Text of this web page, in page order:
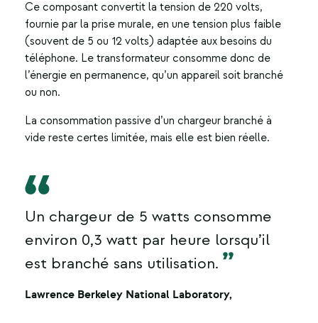
Ce composant convertit la tension de 220 volts,
fournie par la prise murale, en une tension plus faible
(souvent de 5 ou 12 volts) adaptée aux besoins du
téléphone. Le transformateur consomme donc de
l’énergie en permanence, qu’un appareil soit branché
ou non.
La consommation passive d’un chargeur branché à
vide reste certes limitée, mais elle est bien réelle.
Un chargeur de 5 watts consomme
environ 0,3 watt par heure lorsqu’il
est branché sans utilisation.
Lawrence Berkeley National Laboratory,